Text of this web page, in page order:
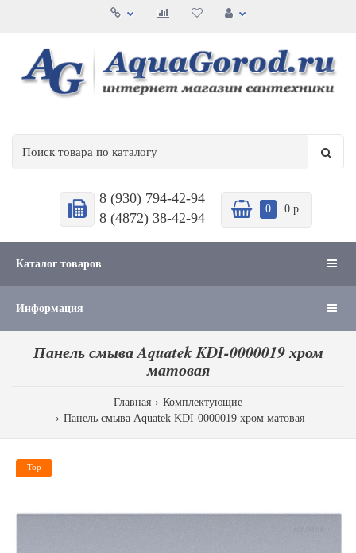
8 (930) 794-42-94
8 (4872) 38-42-94
0 0 р.
Каталог товаров
Информация
Панель смыва Aquatek KDI-0000019 хром
матовая
Главная
Комплектующие
Панель смыва Aquatek KDI-0000019 хром матовая
Top